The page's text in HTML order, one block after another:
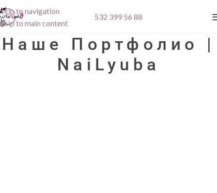
Skip to navigation
Skip to main content
532 399 56 88
Наше Портфолио |
NaiLyuba